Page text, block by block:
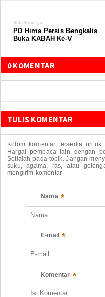
Sebelumnya:
PD Hima Persis Bengkalis
Buka KABAH Ke-V
0 KOMENTAR
TULIS KOMENTAR
Kolom komentar tersedia
Hargai pembaca lain dengan
Setialah pada topik. Jangan
suku, agama, ras, atau
mengirim komentar.
Nama *
E-mail *
Komentar *